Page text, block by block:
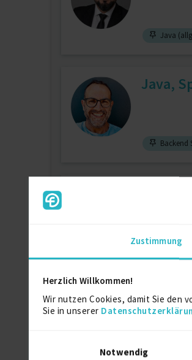
Zustimmung
Herzlich Willkommen!
Wir nutzen Cookies, damit Sie den
Sie in unserer
Notwendig
Java
Java,
Backend